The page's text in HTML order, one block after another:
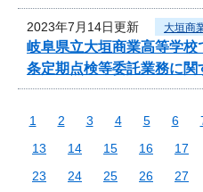
2023年7月14日更新 大垣商
岐阜県立大垣商業高等学
条定期点検等委託業務に
1 2 3 4 5 6
13
14 15 16 17
23
24 25 26 27